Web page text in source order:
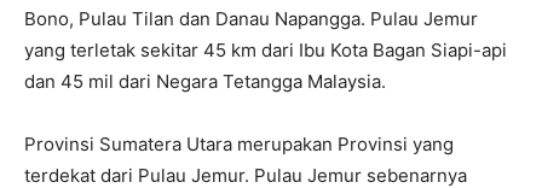
Bono, Pulau Tilan dan Danau Napangga. Pulau Jemur
yang terletak sekitar 45 km dari Ibu Kota Bagan Siapi-api
dan 45 mil dari Negara Tetangga Malaysia.
Provinsi Sumatera Utara merupakan Provinsi yang
terdekat dari Pulau Jemur. Pulau Jemur sebenarnya